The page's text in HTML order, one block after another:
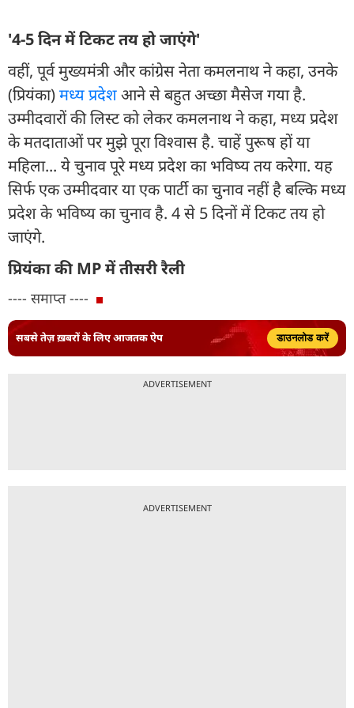
'4-5 दिन में टिकट तय हो जाएंगे'
वहीं, पूर्व मुख्यमंत्री और कांग्रेस नेता कमलनाथ ने कहा, उनके
(प्रियंका)मध्य प्रदेशआने से बहुत अच्छा मैसेज गया है.
उम्मीदवारों की लिस्ट को लेकर कमलनाथ ने कहा, मध्य प्रदेश
के मतदाताओं पर मुझे पूरा विश्वास है. चाहें पुरूष हों या
महिला... ये चुनाव पूरे मध्य प्रदेश का भविष्य तय करेगा. यह
सिर्फ एक उम्मीदवार या एक पार्टी का चुनाव नहीं है बल्कि मध्य
प्रदेश के भविष्य का चुनाव है. 4 से 5 दिनों में टिकट तय हो
जाएंगे.
प्रियंका की MP में तीसरी रैली
---- समाप्त ----
सबसे तेज़ ख़बरों के लिए आजतक ऐप डाउनलोड करें
ADVERTISEMENT
ADVERTISEMENT